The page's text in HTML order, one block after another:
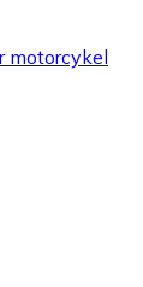
motorcykel